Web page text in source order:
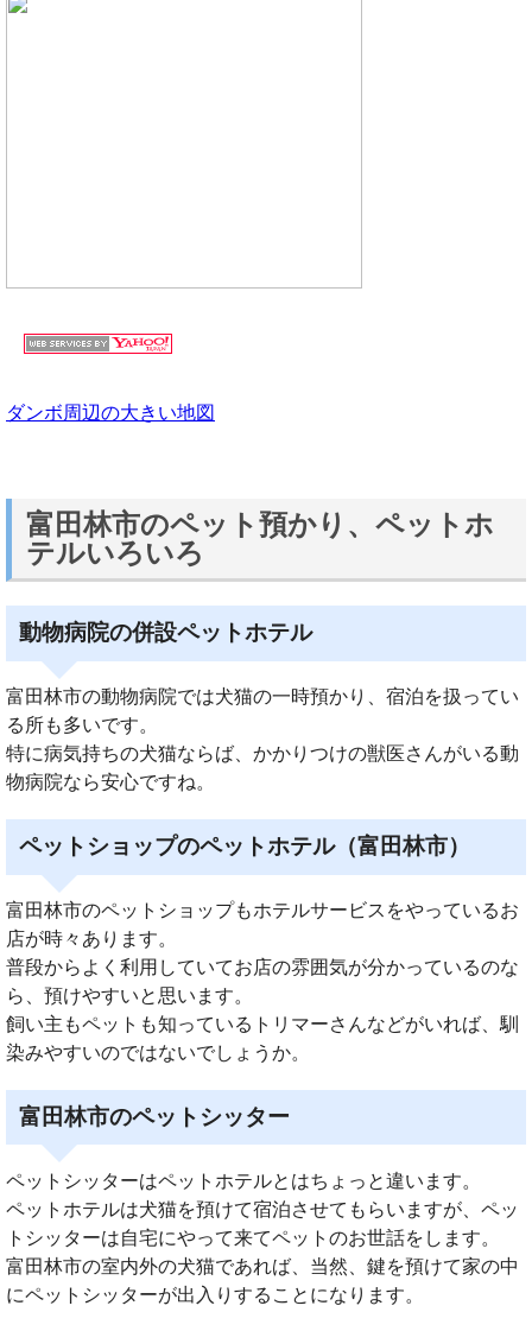
ダンボ周辺の大きい地図
富田林市のペット預かり、ペットホ
テルいろいろ
動物病院の併設ペットホテル
富田林市の動物病院では犬猫の一時預かり、宿泊を扱ってい
る所も多いです。
特に病気持ちの犬猫ならば、かかりつけの獣医さんがいる動
物病院なら安心ですね。
ペットショップのペットホテル（富田林市）
富田林市のペットショップもホテルサービスをやっているお
店が時々あります。
普段からよく利用していてお店の雰囲気が分かっているのな
ら、預けやすいと思います。
飼い主もペットも知っているトリマーさんなどがいれば、馴
染みやすいのではないでしょうか。
富田林市のペットシッター
ペットシッターはペットホテルとはちょっと違います。
ペットホテルは犬猫を預けて宿泊させてもらいますが、ペッ
トシッターは自宅にやって来てペットのお世話をします。
富田林市の室内外の犬猫であれば、当然、鍵を預けて家の中
にペットシッターが出入りすることになります。